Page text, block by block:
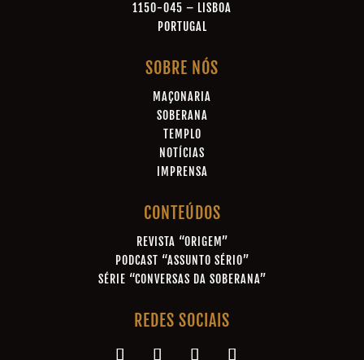
1150-045 – LISBOA
PORTUGAL
SOBRE NÓS
MAÇONARIA
SOBERANA
TEMPLO
NOTÍCIAS
IMPRENSA
CONTEÚDOS
REVISTA “ORIGEM”
PODCAST “ASSUNTO SÉRIO”
SÉRIE “CONVERSAS DA SOBERANA”
REDES SOCIAIS